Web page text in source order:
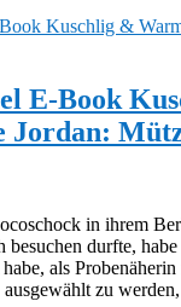
E-Book
Jordan:
in ihrem
besuchen durfte,
als
zu